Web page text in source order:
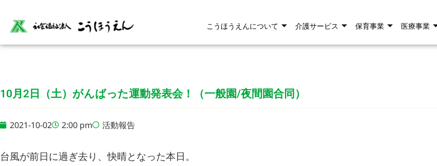
こうほうえんについて 介護サービス 保育事業 医療事業
10月2日（土）がんばった運動発表会！（一般園/夜間園合同）
2021-10-02 2:00 pm 活動報告
台風が前日に過ぎ去り、快晴となった本日。